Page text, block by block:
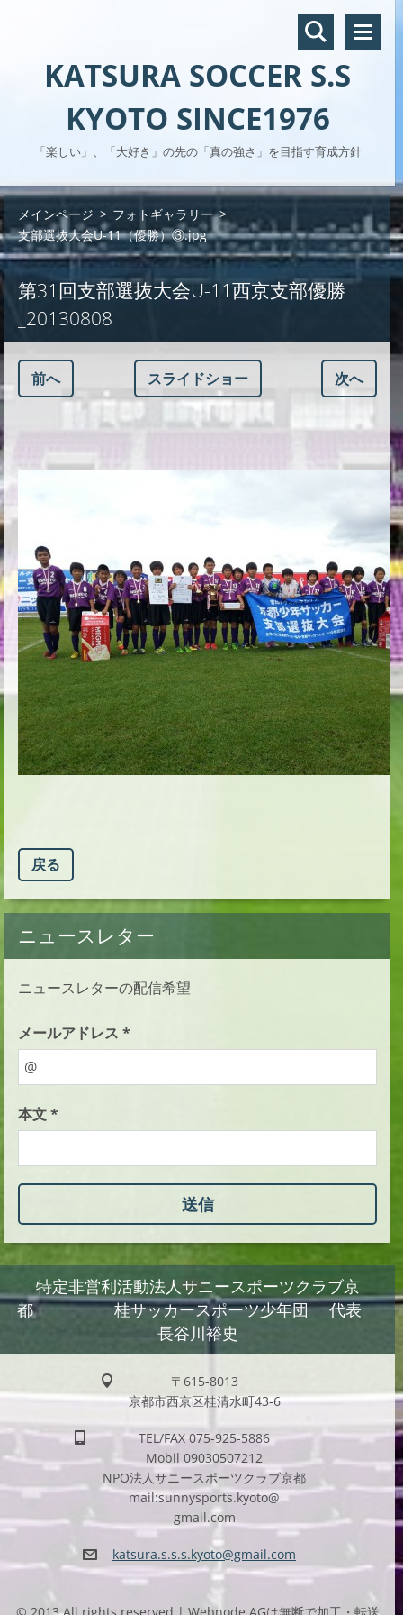
KATSURA SOCCER S.S
KYOTO SINCE1976
「楽しい」、「大好き」の先の「真の強さ」を目指す育成方針
メインページ > フォトギャラリー >
支部選抜大会U-11（優勝）③.jpg
第31回支部選抜大会U-11西京支部優勝
_20130808
前へ スライドショー 次へ
戻る
ニュースレター
ニュースレターの配信希望
メールアドレス *
本文 *
特定非営利活動法人サニースポーツクラブ京
都 桂サッカースポーツ少年団 代表
長谷川裕史
〒615-8013
京都市西京区桂清水町43-6
TEL/FAX 075-925-5886
Mobil 09030507212
NPO法人サニースポーツクラブ京都
mail:sunnysports.kyoto@
gmail.com
katsura.s.s.s.kyoto@gmail.com